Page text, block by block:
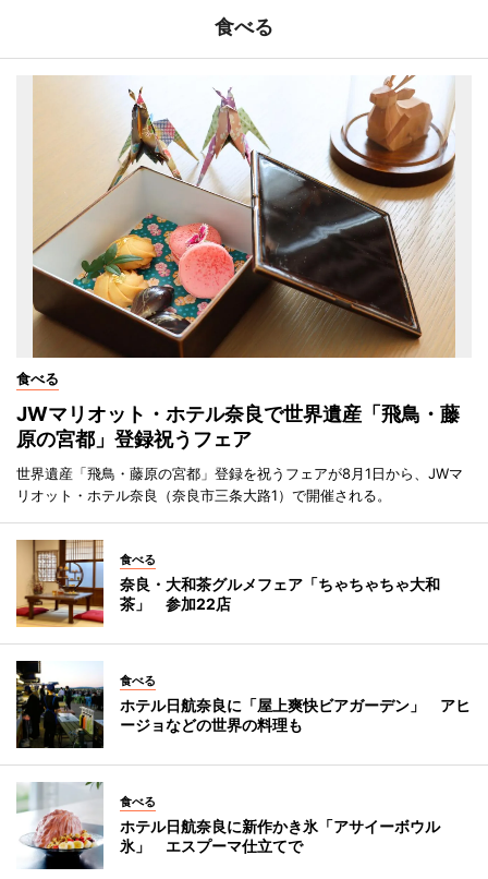
食べる
食べる
JWマリオット・ホテル奈良で世界遺産「飛鳥・藤
原の宮都」登録祝うフェア
世界遺産「飛鳥・藤原の宮都」登録を祝うフェアが8月1日から、JWマ
リオット・ホテル奈良（奈良市三条大路1）で開催される。
食べる
奈良・大和茶グルメフェア「ちゃちゃちゃ大和
茶」 参加22店
食べる
ホテル日航奈良に「屋上爽快ビアガーデン」 アヒ
ージョなどの世界の料理も
食べる
ホテル日航奈良に新作かき氷「アサイーボウル
氷」 エスプーマ仕立てで